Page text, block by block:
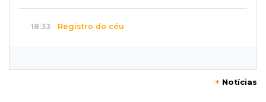
18:33 Registro do céu
+ Notícias